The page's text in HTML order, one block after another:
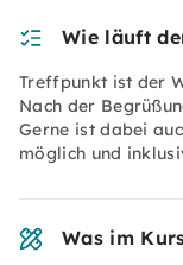
Wie läuft
Treffpunkt ist der
Nach der
Gerne ist dabei
möglich und
Was im